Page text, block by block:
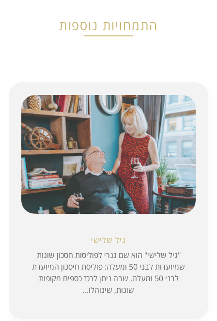
התמחויות נוספות
גיל שלישי
"גיל שלישי" הוא שם גנרי לפוליסות חסכון שונות
שמיועדות לבני 50 ומעלה: פוליסת חיסכון המיועדת
לבני 50 ומעלה, שבה ניתן לרכז כספים מקופות
שונות, שינוהלו...